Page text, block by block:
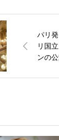
パリ
リ国
ンの